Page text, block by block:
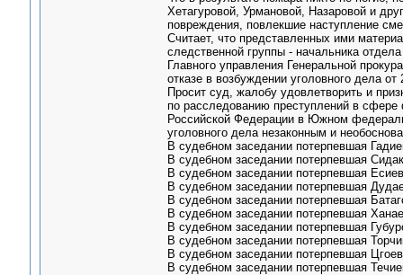
Хетагуровой, Урмановой, Назаровой и
повреждения, повлекшие наступление
Считает, что представленных ими
следственной группы - начальника
Главного управления Генеральной
отказе в возбуждении уголовного дела
Просит суд, жалобу удовлетворить и
по расследованию преступлений в сфере
Российской Федерации в Южном
уголовного дела незаконным и
В судебном заседании потерпевшая
В судебном заседании потерпевшая
В судебном заседании потерпевшая
В судебном заседании потерпевшая
В судебном заседании потерпевшая
В судебном заседании потерпевшая
В судебном заседании потерпевшая
В судебном заседании потерпевшая
В судебном заседании потерпевшая
В судебном заседании потерпевшая